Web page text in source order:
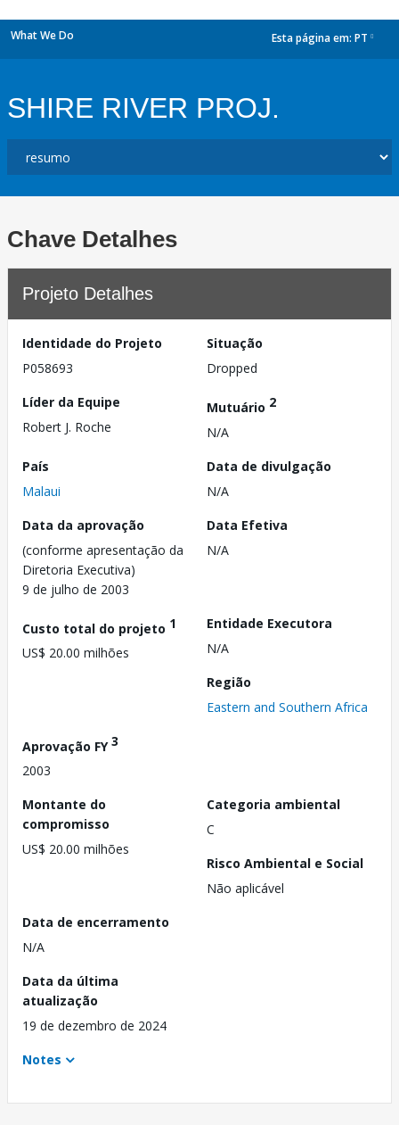
What We Do Esta página em: PT
SHIRE RIVER PROJ.
Chave Detalhes
Projeto Detalhes
Identidade do Projeto
P058693
Situação
Dropped
Líder da Equipe
Robert J. Roche
Mutuário 2
N/A
País
Malaui
Data de divulgação
N/A
Data da aprovação
(conforme apresentação da
Diretoria Executiva)
9 de julho de 2003
Data Efetiva
N/A
Custo total do projeto 1
US$ 20.00 milhões
Entidade Executora
N/A
Região
Eastern and Southern Africa
Aprovação FY3
2003
Montante do
compromisso
US$ 20.00 milhões
Categoria ambiental
C
Risco Ambiental e Social
Não aplicável
Data de encerramento
N/A
Data da última
atualização
19 de dezembro de 2024
Notes